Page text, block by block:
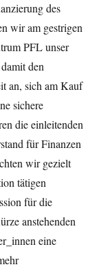
des
wir am gestrigen
PFL unser
den
an, sich am Kauf
sichere
die einleitenden
für Finanzen
wir gezielt
tätigen
für die
anstehenden
eine